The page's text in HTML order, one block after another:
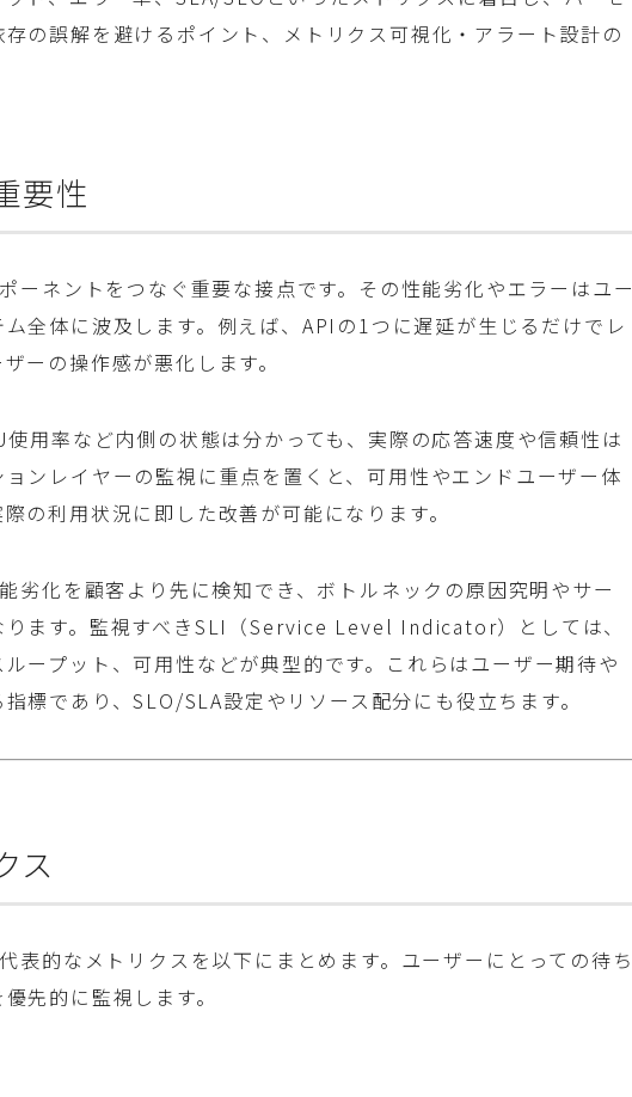
の誤解を避けるポイント、メトリクス可視化・アラート設計の
要性
ーネントをつなぐ重要な接点です。その性能劣化やエラーはユー
全体に波及します。例えば、APIの1つに遅延が生じるだけでレ
ーの操作感が悪化します。
用率など内側の状態は分かっても、実際の応答速度や信頼性は
ンレイヤーの監視に重点を置くと、可用性やエンドユーザー体
の利用状況に即した改善が可能になります。
劣化を顧客より先に検知でき、ボトルネックの原因究明やサー
ります。監視すべきSLI（Service Level Indicator）としては、
ープット、可用性などが典型的です。これらはユーザー期待や
標であり、SLO/SLA設定やリソース配分にも役立ちます。
ス
表的なメトリクスを以下にまとめます。ユーザーにとっての待ち
先的に監視します。